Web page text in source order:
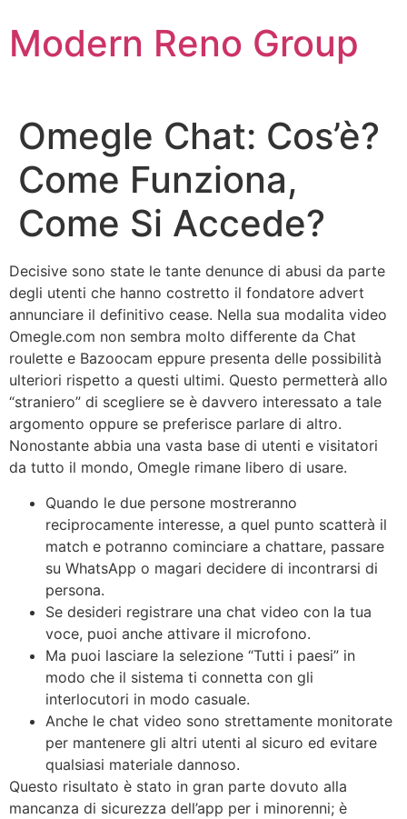
to
content
Modern Reno Group
Omegle Chat: Cos’è?
Come Funziona,
Come Si Accede?
Decisive sono state le tante denunce di abusi da parte
degli utenti che hanno costretto il fondatore advert
annunciare il definitivo cease. Nella sua modalita video
Omegle.com non sembra molto differente da Chat
roulette e Bazoocam eppure presenta delle possibilità
ulteriori rispetto a questi ultimi. Questo permetterà allo
“straniero” di scegliere se è davvero interessato a tale
argomento oppure se preferisce parlare di altro.
Nonostante abbia una vasta base di utenti e visitatori
da tutto il mondo, Omegle rimane libero di usare.
Quando le due persone mostreranno
reciprocamente interesse, a quel punto scatterà il
match e potranno cominciare a chattare, passare
su WhatsApp o magari decidere di incontrarsi di
persona.
Se desideri registrare una chat video con la tua
voce, puoi anche attivare il microfono.
Ma puoi lasciare la selezione “Tutti i paesi” in
modo che il sistema ti connetta con gli
interlocutori in modo casuale.
Anche le chat video sono strettamente monitorate
per mantenere gli altri utenti al sicuro ed evitare
qualsiasi materiale dannoso.
Questo risultato è stato in gran parte dovuto alla
mancanza di sicurezza dell’app per i minorenni; è